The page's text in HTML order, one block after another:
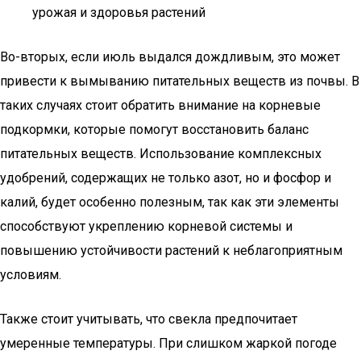
урожая и здоровья растений
Во-вторых, если июль выдался дождливым, это может
привести к вымыванию питательных веществ из почвы. В
таких случаях стоит обратить внимание на корневые
подкормки, которые помогут восстановить баланс
питательных веществ. Использование комплексных
удобрений, содержащих не только азот, но и фосфор и
калий, будет особенно полезным, так как эти элементы
способствуют укреплению корневой системы и
повышению устойчивости растений к неблагоприятным
условиям.
Также стоит учитывать, что свекла предпочитает
умеренные температуры. При слишком жаркой погоде